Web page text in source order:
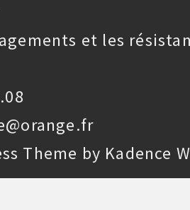
et les
Theme by Kadence